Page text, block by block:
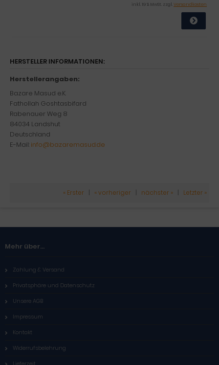
inkl. 19 % MwSt. zzgl.Versandkosten
HERSTELLER INFORMATIONEN:
Herstellerangaben:
Bazare Masud e.K.
Fathollah Goshtasbifard
Rabenauer Weg 8
84034 Landshut
Deutschland
E-Mail: info@bazaremasud.de
« Erster « vorheriger nächster » Letzter »
Mehr über...
Zahlung & Versand
Privatsphäre und Datenschutz
Unsere AGB
Impressum
Kontakt
Widerrufsbelehrung